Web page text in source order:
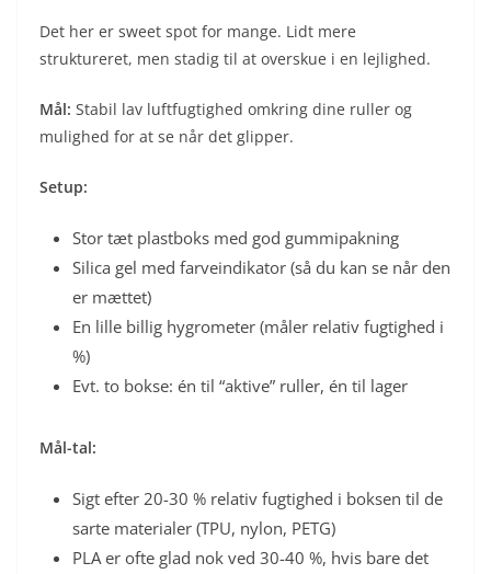
Det her er sweet spot for mange. Lidt mere
struktureret, men stadig til at overskue i en lejlighed.
Mål: Stabil lav luftfugtighed omkring dine ruller og
mulighed for at se når det glipper.
Setup:
Stor tæt plastboks med god gummipakning
Silica gel med farveindikator (så du kan se når den
er mættet)
En lille billig hygrometer (måler relativ fugtighed i
%)
Evt. to bokse: én til “aktive” ruller, én til lager
Mål-tal:
Sigt efter 20-30 % relativ fugtighed i boksen til de
sarte materialer (TPU, nylon, PETG)
PLA er ofte glad nok ved 30-40 %, hvis bare det